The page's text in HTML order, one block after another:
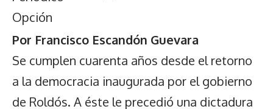
Por Francisco Escandón Guevara
Se cumplen cuarenta años desde el retorno
a la democracia inaugurada por el gobierno
de Roldós. A éste le precedió una dictadura